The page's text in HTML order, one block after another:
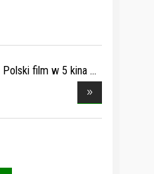
Polski film w 5 kina